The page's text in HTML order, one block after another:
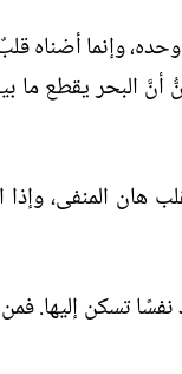
وإنما أضناه
البحر يقطع ما
هان المنفى،
نفسًا تسكن